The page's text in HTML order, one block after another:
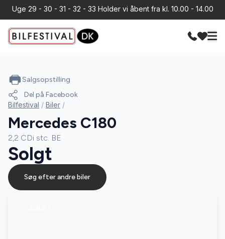
Uge 29 - 30 - 31 - 32 - 33 Holder vi åbent fra kl. 10.00 - 14.00
Salgsopstilling
Del på Facebook
Bilfestival / Biler /
Mercedes C180
2,2 CDi stc. BE
Solgt
Søg efter andre biler